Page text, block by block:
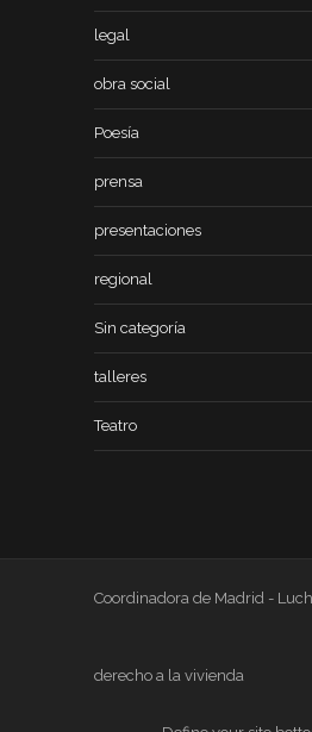
legal
obra social
Poesía
prensa
presentaciones
regional
Sin categoría
talleres
Teatro
Coordinadora de Madrid -
derecho a la vivienda